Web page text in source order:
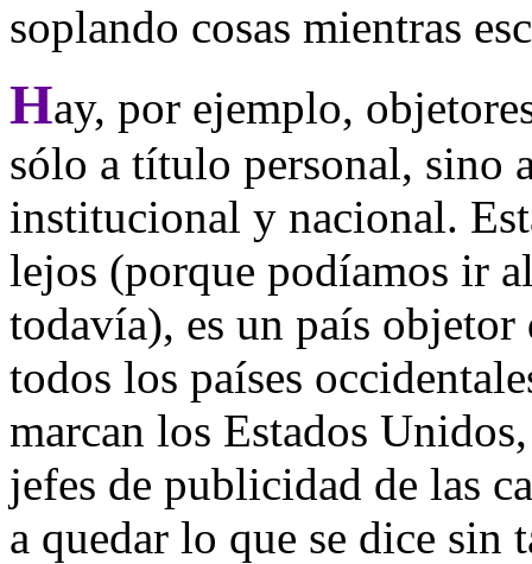
soplando cosas mientras
Hay, por ejemplo,
sólo a título personal, sino
institucional y nacional.
lejos (porque podíamos ir
todavía), es un país
todos los países
marcan los Estados
jefes de publicidad de las
a quedar lo que se dice sin